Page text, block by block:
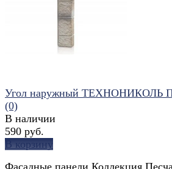
сравнить
Угол наружный ТЕХНОНИКОЛЬ
(0)
В наличии
590 руб.
В корзину
Фасадные панели Коллекция